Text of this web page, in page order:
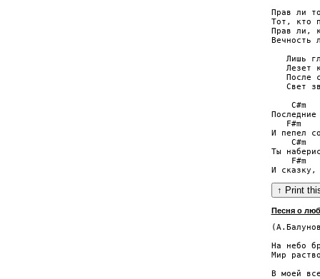
Прав ли
Тот, кто
Прав ли,
Вечность
Лишь
Лезет
После
Свет
C#m
F#m
И пепел
C#m
Ты
F#m
Песня о
На небо
Мир
В моей